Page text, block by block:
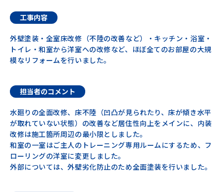
工事内容
外壁塗装・全室床改修（不陸の改善など）・キッチン・浴室・
トイレ・和室から洋室への改修など、ほぼ全てのお部屋の大規
模なリフォームを行いました。
担当者のコメント
水廻りの全面改修、床不陸（凹凸が見られたり、床が傾き水平
が取れていない状態）の改善など居住性向上をメインに、内装
改修は施工箇所周辺の最小限としました。
和室の一室はご主人のトレーニング専用ルームにするため、フ
ローリングの洋室に変更しました。
外部については、外壁劣化防止のため全面塗装を行いました。